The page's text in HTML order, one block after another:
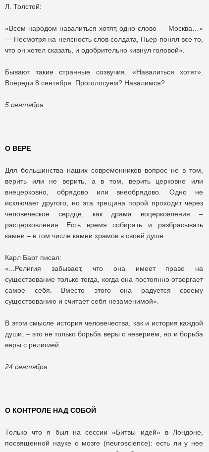
Л. Толстой:
«Всем народом навалиться хотят, одно слово — Москва…»
— Несмотря на неясность слов солдата, Пьер понял все то,
что он хотел сказать, и одобрительно кивнул головой».
Бывают такие странные созвучия. «Навалиться хотят».
Впереди 8 сентября. Проголосуем? Навалимся?
5 сентября
О ВЕРЕ
Для большинства наших современников вопрос не в том,
верить или не верить, а в том, верить церковно или
внецерковно, обрядово или внеобрядово. Одно не
исключает другого, но эта трещина порой проходит через
человеческое сердце, как драма воцерковления –
расцерковления. Есть время собирать и разбрасывать
камни – в том числе камни храмов в своей душе.
Карл Барт писал:
«...Религия забывает, что она имеет право на
существование только тогда, когда она постоянно отвергает
самое себя. Вместо этого она радуется своему
существованию и считает себя незаменимой».
В этом смысле история человечества, как и история каждой
души, – это не только борьба веры с неверием, но и борьба
веры с религией.
24 сентября
О КОНТРОЛЕ НАД СОБОЙ
Только что я был на сессии «Битвы идей» в Лондоне,
посвященной науке о мозге (neuroscience): есть ли у нее